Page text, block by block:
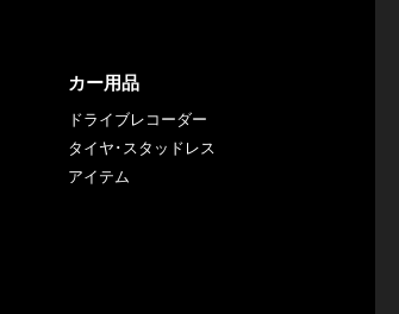
カー用品
ドライブレコーダー
タイヤ･スタッドレス
アイテム